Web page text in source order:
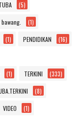
(5)
(1)
(1) PENDIDIKAN (16)
(1) TERKINI (333)
(8)
VIDEO (1)